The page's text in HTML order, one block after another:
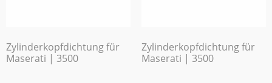
Zylinderkopfdichtung für
Maserati | 3500
Zylinderkopfdichtung für
Maserati | 3500